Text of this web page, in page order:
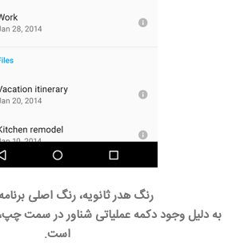
رنگ هدر ثانویه، رنگ اصلی
به دلیل وجود دکمه عملیاتی شناور در سمت
است.